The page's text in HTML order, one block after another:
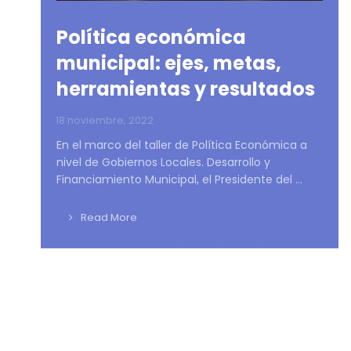
Política económica
municipal: ejes, metas,
herramientas y resultados
18 noviembre, 2022
En el marco del taller de Política Económica a
nivel de Gobiernos Locales. Desarrollo y
Financiamiento Municipal, el Presidente del ...
Read More